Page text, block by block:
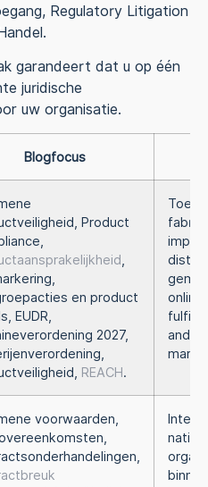
Regulatory Litigation
garandeert dat u op één
juridische
uw organisatie.
Blogfocus
Product
en product
EUDR,
2027,
REACH.
voorwaarden,